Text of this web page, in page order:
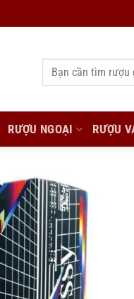
Tìm
kiếm:
RƯỢU NGOẠI RƯỢU